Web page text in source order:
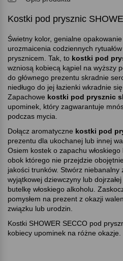
Kostki pod prysznic
Świetny kolor, genialne
urozmaicenia codziennych
prysznicem. Tak, to kostki pod
wzniosą kobiecą kąpiel na wyższy
do głównego prezentu skradnie
niedługo do jej łazienki wkradnie
Zapachowe kostki pod prysznic
upominek, który zagwarantuje
podczas mycia.
Dołącz aromatyczne kostki pod
prezentu dla ukochanej lub innej
Osiem kostek o zapachu włoskiego
obok którego nie przejdzie
jakości trunków. Stwórz niebanalny
wyjątkowej dziewczyny lub
butelkę włoskiego alkoholu.
pomysłem na prezent z okazji
związku lub urodzin.
Kostki SHOWER SECCO pod
kobiecy upominek na różne okazje.